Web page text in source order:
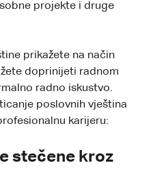
projekte i druge
prikažete na način
doprinijeti radnom
radno iskustvo.
poslovnih vještina
karijeru:
stečene kroz